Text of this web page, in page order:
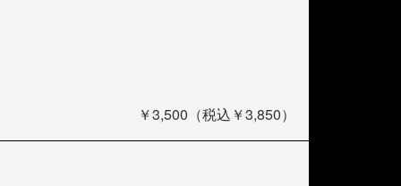
￥3,500（税込￥3,850）